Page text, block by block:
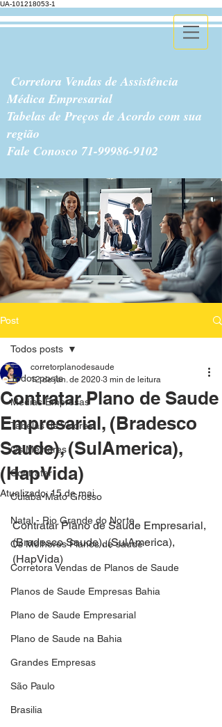
UA-101218053-1
Corretora Vendas de Assistência
Médica Empresarial
Tabelas de Preços de Acordo com sua
região
Fale Conosco 71-99986-9102
Post
Todos posts
Medias Empresas
Tabelas de Valores
Os Melhores
Contratar
Cuiaba-Mato Grosso
Natal - Rio Grande do Norte
Os Melhores Planos de saude
Corretora Vendas de Planos de Saude
Planos de Saude Empresas Bahia
Plano de Saude Empresarial
Plano de Saude na Bahia
Grandes Empresas
São Paulo
Brasilia
Todos posts
Contratar Plano de Saude
Empresarial, (Bradesco
Saude), (SulAmerica),
(HapVida)
corretorplanodesaude
12 de jan. de 2020 3 min de leitura
Atualizado:15 de mai.
Contratar Plano de Saude Empresarial,
(Bradesco Saude), (SulAmerica),
(HapVida)